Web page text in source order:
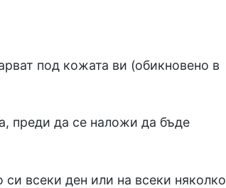
под кожата ви (обикновено в
преди да се наложи да бъде
всеки ден или на всеки няколко